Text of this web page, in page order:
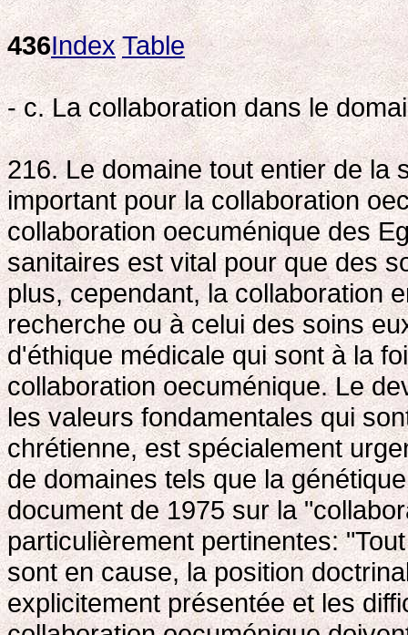
436Index Table
- c. La collaboration dans le
216. Le domaine tout entier de la
important pour la collaboration
collaboration oecuménique des
sanitaires est vital pour que des
plus, cependant, la collaboration
recherche ou à celui des soins
d'éthique médicale qui sont à la
collaboration oecuménique. Le
les valeurs fondamentales qui
chrétienne, est spécialement
de domaines tels que la
document de 1975 sur la
particulièrement pertinentes:
sont en cause, la position
explicitement présentée et les